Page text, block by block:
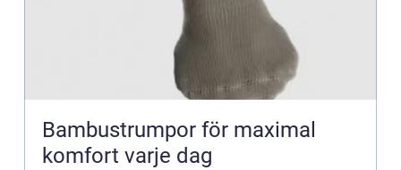
Bambustrumpor för maximal
komfort varje dag